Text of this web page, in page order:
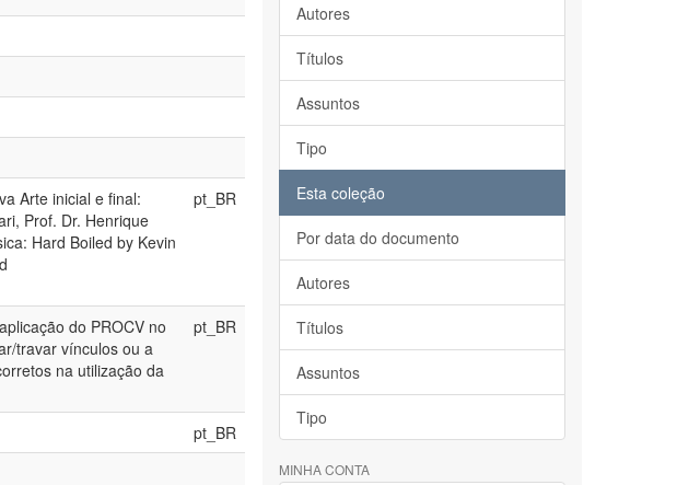
Arte inicial e final:
Prof. Dr. Henrique
Hard Boiled by Kevin
pt_BR
do PROCV no
travar vínculos ou a
na utilização da
pt_BR
pt_BR
Autores
Títulos
Assuntos
Tipo
Esta coleção
Por data do documento
Autores
Títulos
Assuntos
Tipo
MINHA CONTA